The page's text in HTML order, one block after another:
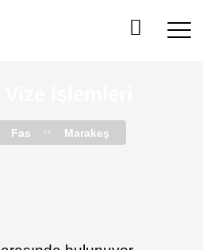
Fas Marakeş